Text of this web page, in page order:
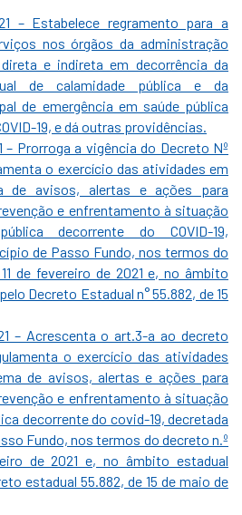
– Estabelece regramento para a
nos órgãos da administração
e indireta em decorrência da
de calamidade pública e da
de emergência em saúde pública
19, e dá outras providências.
– Prorroga a vigência do Decreto Nº
o exercício das atividades em
de avisos, alertas e ações para
e enfrentamento à situação
decorrente do COVID-19,
de Passo Fundo, nos termos do
de fevereiro de 2021 e, no âmbito
Decreto Estadual n° 55.882, de 15
– Acrescenta o art.3-a ao decreto
o exercício das atividades
de avisos, alertas e ações para
e enfrentamento à situação
decorrente do covid-19, decretada
Fundo, nos termos do decreto n.º
de 2021 e, no âmbito estadual
estadual 55.882, de 15 de maio de